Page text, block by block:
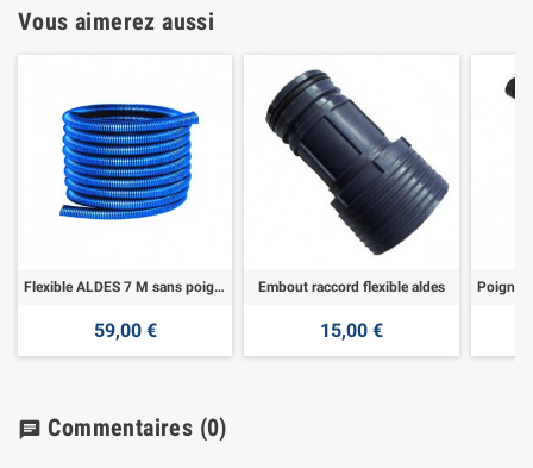
Vous aimerez aussi
Flexible ALDES 7 M sans poignée pneumatique sans raccord
59,00 €
Embout raccord flexible aldes
15,00 €
chat Commentaires (0)